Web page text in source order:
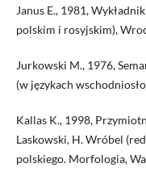
Janus E., 1981,
polskim i rosyjskim),
Jurkowski M., 1976,
(w językach
Kallas K., 1998,
Laskowski, H. Wróbel
polskiego. Morfologia,